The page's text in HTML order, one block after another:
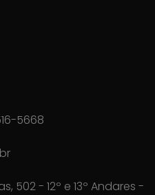
5668
502 - 12º e 13º Andares -